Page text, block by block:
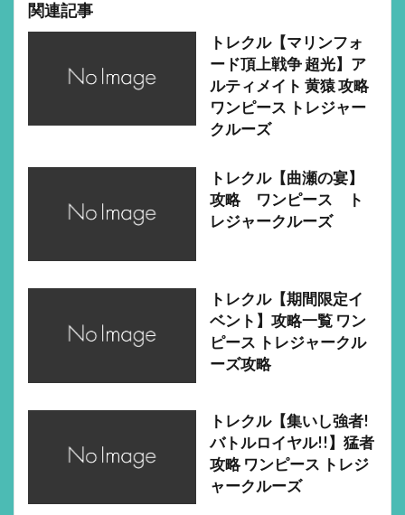
関連記事
トレクル【マリンフォ
ード頂上戦争 超光】ア
ルティメイト 黄猿 攻略
ワンピース トレジャー
クルーズ
トレクル【曲瀬の宴】
攻略 ワンピース ト
レジャークルーズ
トレクル【期間限定イ
ベント】攻略一覧 ワン
ピース トレジャークル
ーズ攻略
トレクル【集いし強者!
バトルロイヤル!!】猛者
攻略 ワンピース トレジ
ャークルーズ